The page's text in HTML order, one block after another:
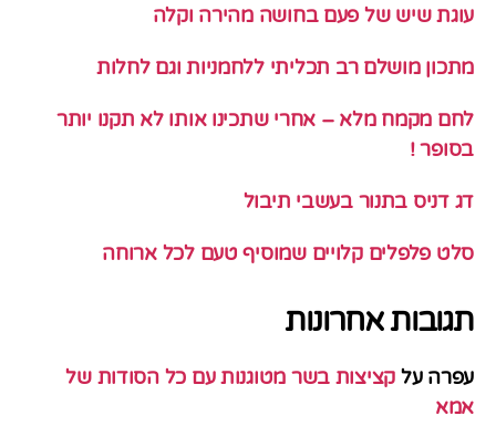
עוגת שיש של פעם בחושה מהירה וקלה
מתכון מושלם רב תכליתי ללחמניות וגם לחלות
לחם מקמח מלא – אחרי שתכינו אותו לא תקנו יותר
בסופר !
דג דניס בתנור בעשבי תיבול
סלט פלפלים קלויים שמוסיף טעם לכל ארוחה
תגובות אחרונות
עפרה על קציצות בשר מטוגנות עם כל הסודות של
אמא